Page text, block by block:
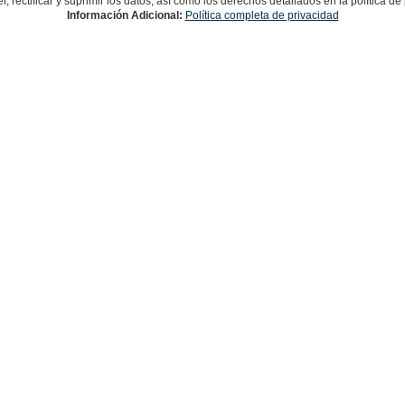
Información Adicional: Política completa de privacidad